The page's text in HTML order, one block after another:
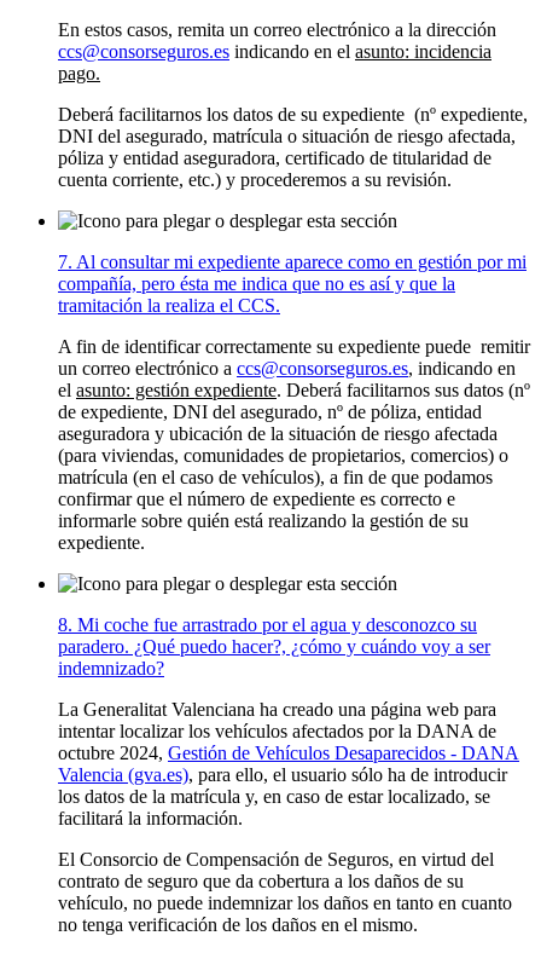
En estos casos, remita un correo electrónico a la dirección
ccs@consorseguros.es indicando en el asunto: incidencia
pago.
Deberá facilitarnos los datos de su expediente (nº expediente,
DNI del asegurado, matrícula o situación de riesgo afectada,
póliza y entidad aseguradora, certificado de titularidad de
cuenta corriente, etc.) y procederemos a su revisión.
7. Al consultar mi expediente aparece como en gestión por mi
compañía, pero ésta me indica que no es así y que la
tramitación la realiza el CCS.
A fin de identificar correctamente su expediente puede remitir
un correo electrónico a ccs@consorseguros.es, indicando en
el asunto: gestión expediente. Deberá facilitarnos sus datos (nº
de expediente, DNI del asegurado, nº de póliza, entidad
aseguradora y ubicación de la situación de riesgo afectada
(para viviendas, comunidades de propietarios, comercios) o
matrícula (en el caso de vehículos), a fin de que podamos
confirmar que el número de expediente es correcto e
informarle sobre quién está realizando la gestión de su
expediente.
8. Mi coche fue arrastrado por el agua y desconozco su
paradero. ¿Qué puedo hacer?, ¿cómo y cuándo voy a ser
indemnizado?
La Generalitat Valenciana ha creado una página web para
intentar localizar los vehículos afectados por la DANA de
octubre 2024, Gestión de Vehículos Desaparecidos - DANA
Valencia (gva.es), para ello, el usuario sólo ha de introducir
los datos de la matrícula y, en caso de estar localizado, se
facilitará la información.
El Consorcio de Compensación de Seguros, en virtud del
contrato de seguro que da cobertura a los daños de su
vehículo, no puede indemnizar los daños en tanto en cuanto
no tenga verificación de los daños en el mismo.